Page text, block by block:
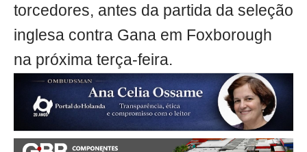
torcedores, antes da partida da seleção
inglesa contra Gana em Foxborough
na próxima terça-feira.